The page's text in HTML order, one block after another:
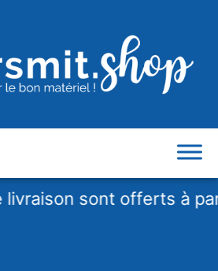
sont offerts à partir